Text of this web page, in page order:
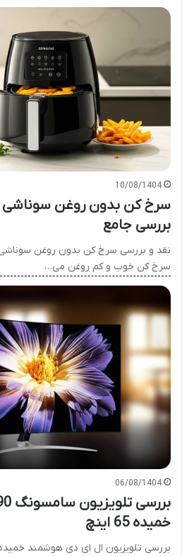
10/08/1404
بررسی جامع
سرخ کن خوب و کم روغن می…
06/08/1404
خمیده 65 اینچ